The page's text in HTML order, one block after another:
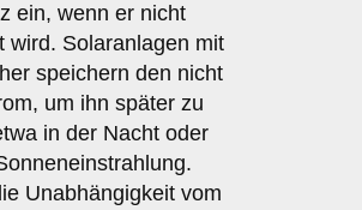
ein, wenn er nicht
wird. Solaranlagen mit
speichern den nicht
um ihn später zu
in der Nacht oder
Unabhängigkeit vom